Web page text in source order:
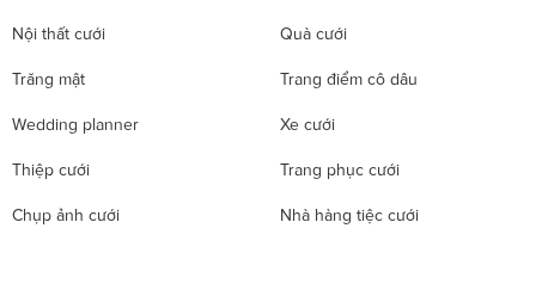
Nội thất cưới Quà cưới
Trăng mật Trang điểm cô dâu
Wedding planner Xe cưới
Thiệp cưới Trang phục cưới
Chụp ảnh cưới Nhà hàng tiệc cưới